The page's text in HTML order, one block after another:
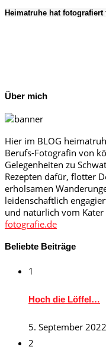
Heimatruhe hat fotografiert
Über mich
Hier im BLOG
Berufs-Fotografin von
Gelegenheiten zu
Rezepten dafür, flotter
erholsamen
leidenschaftlich
und natürlich vom Kater
fotografie.de
Beliebte Beiträge
1
Hoch die Löffel…
5. September 2022
2